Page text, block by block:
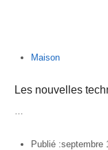
Maison
Les nouvelles
…
Publié :septembre